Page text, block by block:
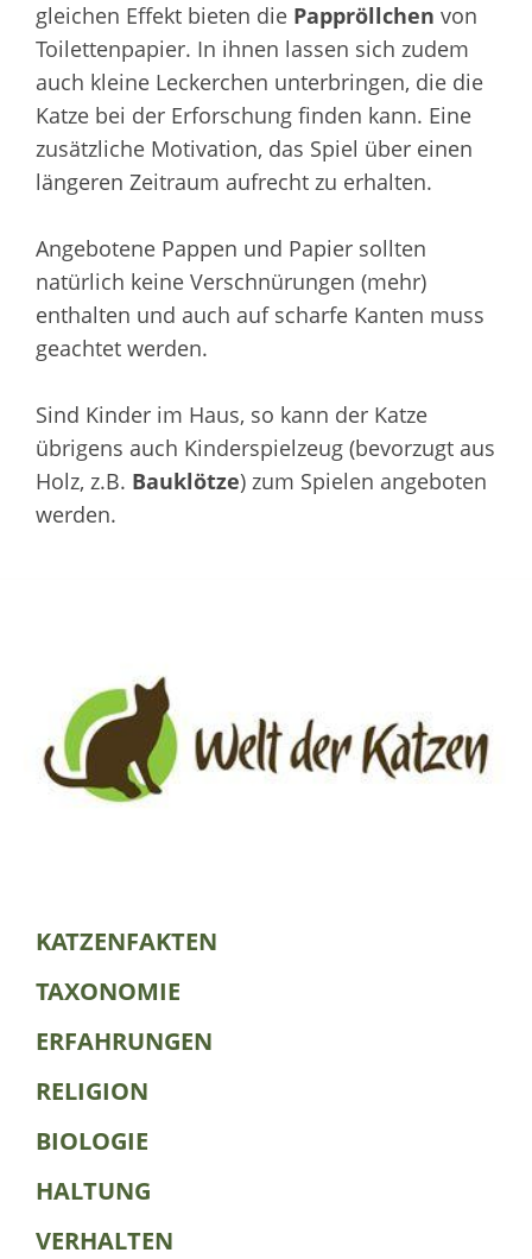
gleichen Effekt bieten die Pappröllchen von
Toilettenpapier. In ihnen lassen sich zudem
auch kleine Leckerchen unterbringen, die die
Katze bei der Erforschung finden kann. Eine
zusätzliche Motivation, das Spiel über einen
längeren Zeitraum aufrecht zu erhalten.
Angebotene Pappen und Papier sollten
natürlich keine Verschnürungen (mehr)
enthalten und auch auf scharfe Kanten muss
geachtet werden.
Sind Kinder im Haus, so kann der Katze
übrigens auch Kinderspielzeug (bevorzugt aus
Holz, z.B. Bauklötze) zum Spielen angeboten
werden.
KATZENFAKTEN
TAXONOMIE
ERFAHRUNGEN
RELIGION
BIOLOGIE
HALTUNG
VERHALTEN